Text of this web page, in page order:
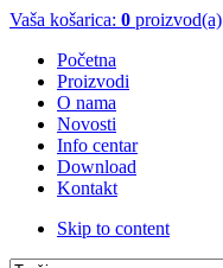
Vaša košarica: 0 proizvod(a)
Početna
Proizvodi
O nama
Novosti
Info centar
Download
Kontakt
Skip to content